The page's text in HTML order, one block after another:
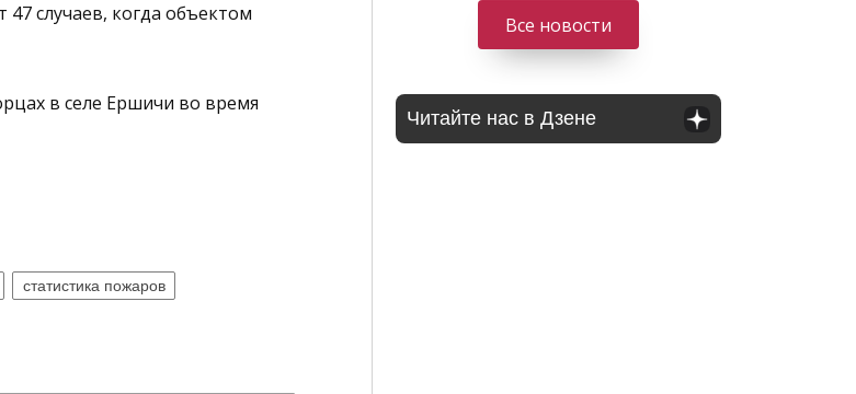
случаев, когда объектом
в селе Ершичи во время
статистика пожаров
Все новости
Читайте нас в Дзене